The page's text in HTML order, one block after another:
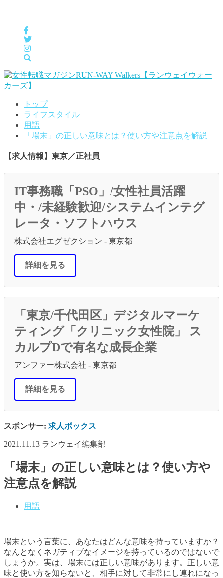
トップ
ライフスタイル
用語
「場末」の正しい意味とは？使い方や注意点を解説
【求人情報】東京／正社員
IT事務職「PSO」/女性社員活躍
中・/未経験歓迎/システムインテグ
レータ・ソフトハウス
株式会社エグゼクション - 東京都
詳細を見る
「東京/千代田区」デジタルマーケ
ティング「クリニック女性院」 ス
カルプDで有名な成長企業
アンファー株式会社 - 東京都
詳細を見る
スポンサー: 求人ボックス
2021.11.13 ランウェイ編集部
「場末」の正しい意味とは？使い方や
注意点を解説
用語
場末という言葉に、あなたはどんな意味を持っていますか？
なんとなくネガティブなイメージを持っているのではないで
しょうか。実は、場末には正しい意味があります。正しい意
味と使い方を知らないと、相手に対して非常にし連れになっ